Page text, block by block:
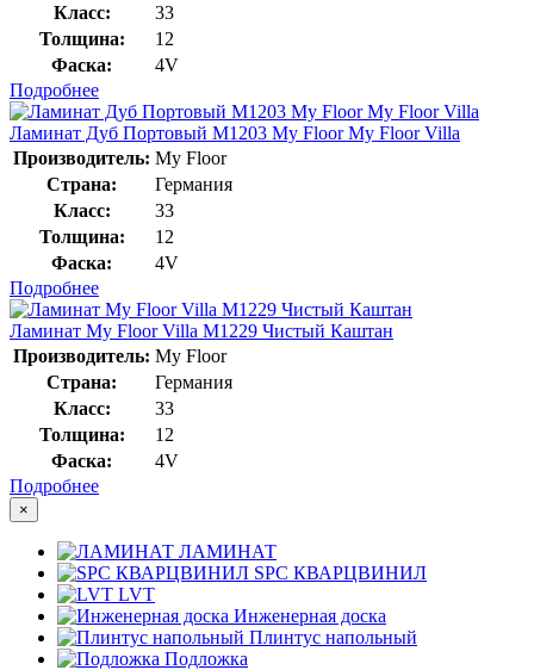
Класс:
33
Толщина:
12
Фаска:
4V
Подробнее
Ламинат Дуб Портовый M1203 My Floor My Floor Villa
Производитель: My Floor
Страна:
Германия
Класс:
33
Толщина:
12
Фаска:
4V
Подробнее
Ламинат My Floor Villa M1229 Чистый Каштан
Производитель: My Floor
Страна:
Германия
Класс:
33
Толщина:
12
Фаска:
4V
Подробнее
×
ЛАМИНАТ
SPC КВАРЦВИНИЛ
LVT
Инженерная доска
Плинтус напольный
Подложка